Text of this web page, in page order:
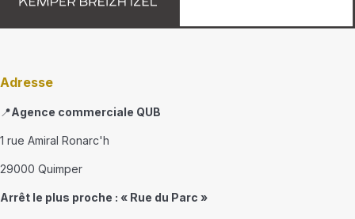
Adresse
📍Agence commerciale QUB
1 rue Amiral Ronarc'h
29000 Quimper
Arrêt le plus proche : « Rue du Parc »